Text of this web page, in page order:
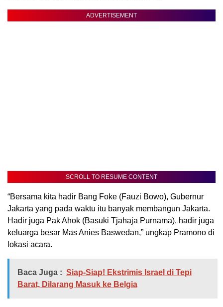
ADVERTISEMENT
SCROLL TO RESUME CONTENT
“Bersama kita hadir Bang Foke (Fauzi Bowo), Gubernur
Jakarta yang pada waktu itu banyak membangun Jakarta.
Hadir juga Pak Ahok (Basuki Tjahaja Purnama), hadir juga
keluarga besar Mas Anies Baswedan,” ungkap Pramono di
lokasi acara.
Baca Juga : Siap-Siap! Ekstrimis Israel di Tepi
Barat, Dilarang Masuk ke Belgia